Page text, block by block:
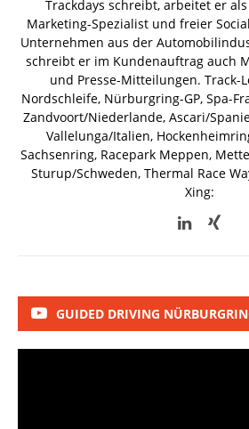
Trackdays schreibt, arbeitet er
Marketing-Spezialist und freier
Unternehmen aus der
schreibt er im Kundenauftrag auch
und Presse-Mitteilungen. Track-
Nordschleife, Nürburgring-GP, Spa-
Zandvoort/Niederlande, Ascari/
Vallelunga/Italien,
Sachsenring, Racepark Meppen,
Sturup/Schweden, Thermal Race
Xing:
GUIDED DRIVING